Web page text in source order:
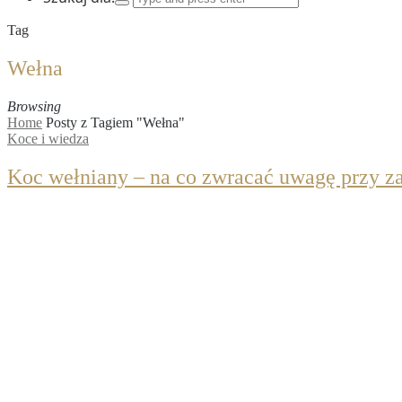
Tag
Wełna
Browsing
Home Posty z Tagiem "Wełna"
Koce i wiedza
Koc wełniany – na co zwracać uwagę przy